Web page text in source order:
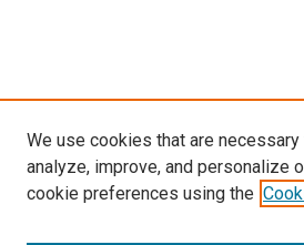
We use cookies that are
analyze, improve, and personalize
cookie preferences using the